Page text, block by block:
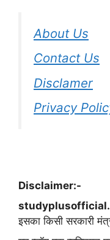
About Us
Contact Us
Disclamer
Privacy
Disclaimer:-
इसका किसी सरकारी